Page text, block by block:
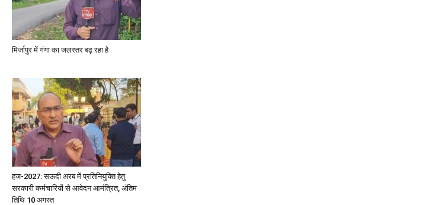
News
Paper
मिर्जापुर में गंगा का जलस्तर बढ़ रहा है
हज-2027: सऊदी अरब में प्रतिनियुक्ति हेतु
सरकारी कर्मचारियों से आवेदन आमंत्रित, अंतिम
तिथि 10 अगस्त